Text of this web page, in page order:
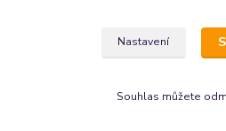
let.
Nastavení
Souhlas můžete